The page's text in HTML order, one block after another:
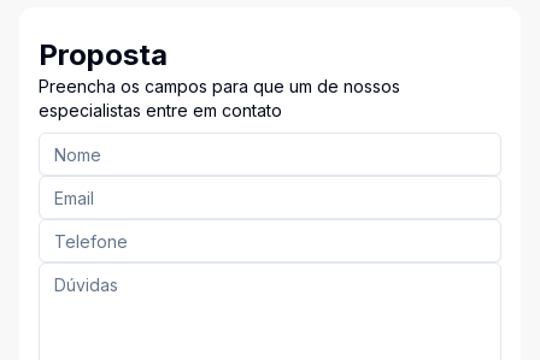
Proposta
Preencha os campos para que um de nossos
especialistas entre em contato